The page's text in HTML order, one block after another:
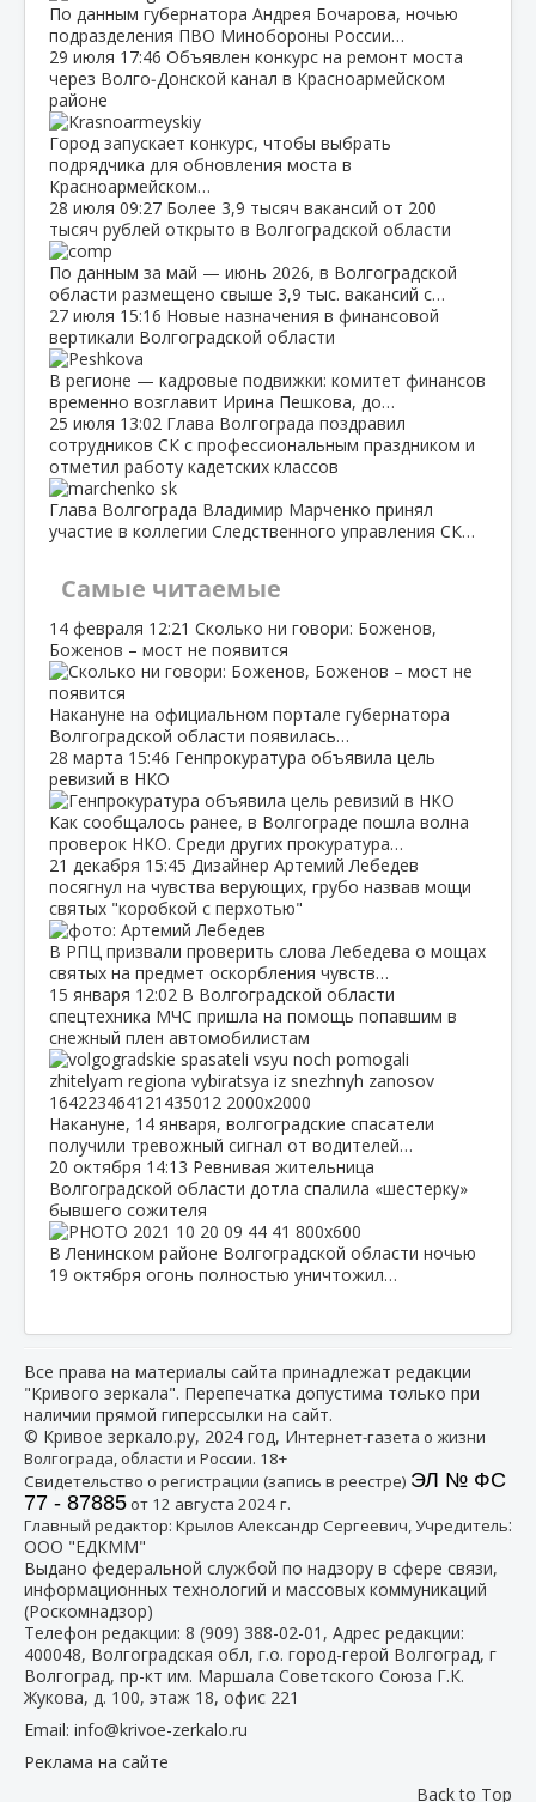
По данным губернатора Андрея Бочарова, ночью
подразделения ПВО Минобороны России…
29 июля 17:46 Объявлен конкурс на ремонт моста
через Волго‑Донской канал в Красноармейском
районе
Город запускает конкурс, чтобы выбрать
подрядчика для обновления моста в
Красноармейском…
28 июля 09:27 Более 3,9 тысяч вакансий от 200
тысяч рублей открыто в Волгоградской области
По данным за май — июнь 2026, в Волгоградской
области размещено свыше 3,9 тыс. вакансий с…
27 июля 15:16 Новые назначения в финансовой
вертикали Волгоградской области
В регионе — кадровые подвижки: комитет финансов
временно возглавит Ирина Пешкова, до…
25 июля 13:02 Глава Волгограда поздравил
сотрудников СК с профессиональным праздником и
отметил работу кадетских классов
Глава Волгограда Владимир Марченко принял
участие в коллегии Следственного управления СК…
Самые читаемые
14 февраля 12:21 Сколько ни говори: Боженов,
Боженов – мост не появится
Накануне на официальном портале губернатора
Волгоградской области появилась…
28 марта 15:46 Генпрокуратура объявила цель
ревизий в НКО
Как сообщалось ранее, в Волгограде пошла волна
проверок НКО. Среди других прокуратура…
21 декабря 15:45 Дизайнер Артемий Лебедев
посягнул на чувства верующих, грубо назвав мощи
святых "коробкой с перхотью"
В РПЦ призвали проверить слова Лебедева о мощах
святых на предмет оскорбления чувств…
15 января 12:02 В Волгоградской области
спецтехника МЧС пришла на помощь попавшим в
снежный плен автомобилистам
Накануне, 14 января, волгоградские спасатели
получили тревожный сигнал от водителей…
20 октября 14:13 Ревнивая жительница
Волгоградской области дотла спалила «шестерку»
бывшего сожителя
В Ленинском районе Волгоградской области ночью
19 октября огонь полностью уничтожил…
Все права на материалы сайта принадлежат редакции
"Кривого зеркала". Перепечатка допустима только при
наличии прямой гиперссылки на сайт.
© Кривое зеркало.ру, 2024 год, Интернет-газета о жизни
Волгограда, области и России. 18+
Свидетельство о регистрации (запись в реестре) ЭЛ № ФС
77 - 87885от 12 августа 2024 г.
Главный редактор: Крылов Александр Сергеевич, Учредитель:
ООО "ЕДКММ"
Выдано федеральной службой по надзору в сфере связи,
информационных технологий и массовых коммуникаций
(Роскомнадзор)
Телефон редакции: 8 (909) 388-02-01 , Адрес редакции:
400048, Волгоградская обл, г.о. город-герой Волгоград, г
Волгоград, пр-кт им. Маршала Советского Союза Г.К.
Жукова, д. 100, этаж 18, офис 221
Email: info@krivoe-zerkalo.ru
Реклама на сайте
Back to Top